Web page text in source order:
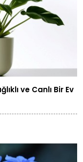
ve Canlı Bir Ev